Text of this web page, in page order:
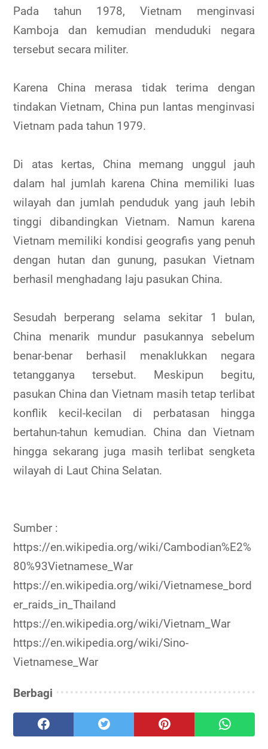
Pada tahun 1978, Vietnam menginvasi
Kamboja dan kemudian menduduki negara
tersebut secara militer.
Karena China merasa tidak terima dengan
tindakan Vietnam, China pun lantas menginvasi
Vietnam pada tahun 1979.
Di atas kertas, China memang unggul jauh
dalam hal jumlah karena China memiliki luas
wilayah dan jumlah penduduk yang jauh lebih
tinggi dibandingkan Vietnam. Namun karena
Vietnam memiliki kondisi geografis yang penuh
dengan hutan dan gunung, pasukan Vietnam
berhasil menghadang laju pasukan China.
Sesudah berperang selama sekitar 1 bulan,
China menarik mundur pasukannya sebelum
benar-benar berhasil menaklukkan negara
tetangganya tersebut. Meskipun begitu,
pasukan China dan Vietnam masih tetap terlibat
konflik kecil-kecilan di perbatasan hingga
bertahun-tahun kemudian. China dan Vietnam
hingga sekarang juga masih terlibat sengketa
wilayah di Laut China Selatan.
Sumber :
https://en.wikipedia.org/wiki/Cambodian%E2%
80%93Vietnamese_War
https://en.wikipedia.org/wiki/Vietnamese_bord
er_raids_in_Thailand
https://en.wikipedia.org/wiki/Vietnam_War
https://en.wikipedia.org/wiki/Sino-
Vietnamese_War
Berbagi